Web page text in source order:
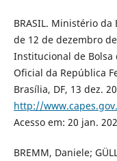
BRASIL. Ministério
de 12 de dezembro
Institucional de Bolsa
Oficial da República
Brasília, DF, 13 dez.
http://
Acesso em: 20 jan.
BREMM, Daniele;